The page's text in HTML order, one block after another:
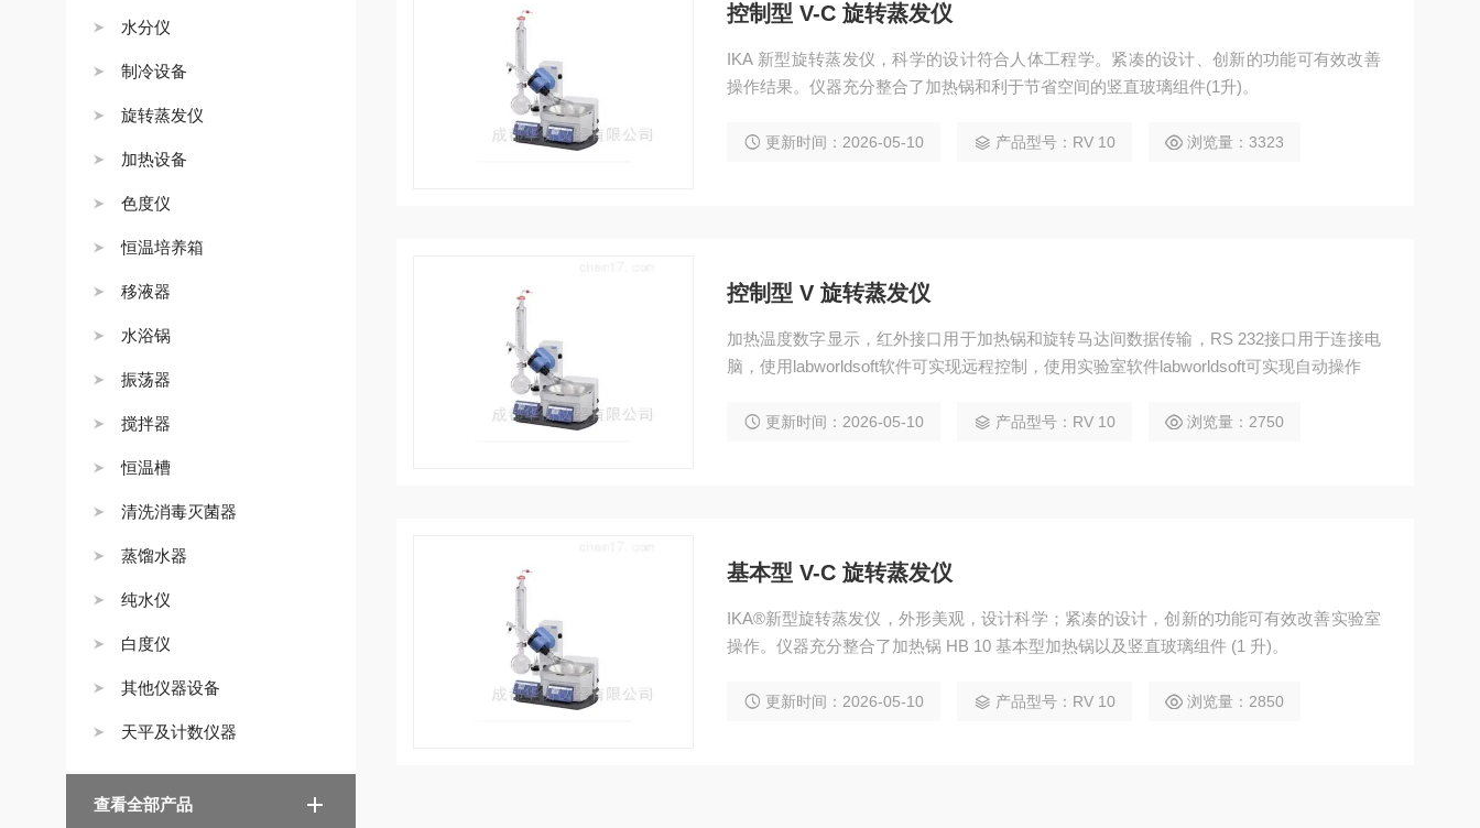
水分仪
制冷设备
旋转蒸发仪
加热设备
色度仪
恒温培养箱
移液器
水浴锅
振荡器
搅拌器
恒温槽
清洗消毒灭菌器
蒸馏水器
纯水仪
白度仪
其他仪器设备
天平及计数仪器
查看全部产品
控制型 V-C 旋转蒸发仪
IKA 新型旋转蒸发仪，科学的设计符合人体工程学。紧凑的设计、创新的功能可有效改善
操作结果。仪器充分整合了加热锅和利于节省空间的竖直玻璃组件(1升)。
更新时间：2026-05-10 产品型号：RV 10 浏览量：3323
控制型 V 旋转蒸发仪
加热温度数字显示，红外接口用于加热锅和旋转马达间数据传输，RS 232接口用于连接电
脑，使用labworldsoft软件可实现远程控制，使用实验室软件labworldsoft可实现自动操作
更新时间：2026-05-10 产品型号：RV 10 浏览量：2750
基本型 V-C 旋转蒸发仪
IKA®新型旋转蒸发仪，外形美观，设计科学；紧凑的设计，创新的功能可有效改善实验室
操作。仪器充分整合了加热锅 HB 10 基本型加热锅以及竖直玻璃组件 (1 升)。
更新时间：2026-05-10 产品型号：RV 10 浏览量：2850